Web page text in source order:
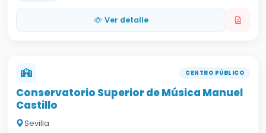
Ver detalle
CENTRO PÚBLICO
Conservatorio Superior de Música Manuel
Castillo
Sevilla